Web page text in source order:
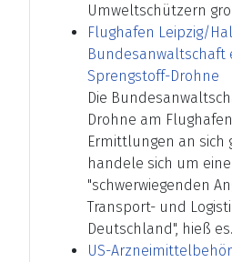
Umweltschützern
Flughafen Leipzig/
Bundesanwaltschaft
Sprengstoff-Drohne
Die
Drohne am
Ermittlungen an sich
handele sich um
"schwerwiegenden
Transport- und
Deutschland", hieß es.
US-